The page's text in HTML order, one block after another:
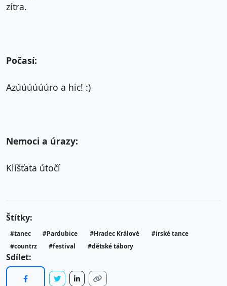
zítra.
Počasí:
Azúúúúúúro a hic! :)
Nemoci a úrazy:
Klíšťata útočí
Štítky:
#tanec #Pardubice #Hradec Králové
#irské tance
#countrz
#festival #dětské tábory
Sdílet: